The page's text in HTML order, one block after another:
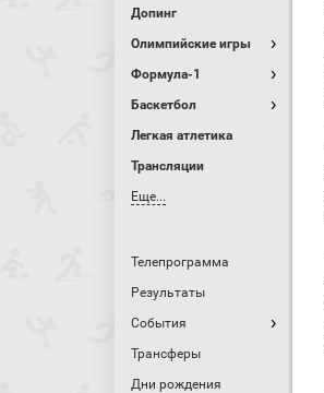
Допинг
Олимпийские игры
Формула-1
Баскетбол
Легкая атлетика
Трансляции
Еще...
Телепрограмма
Результаты
События
Трансферы
Дни рождения